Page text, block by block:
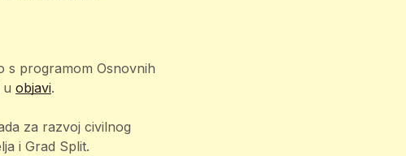
s programom Osnovnih
u objavi.
za razvoj civilnog
i Grad Split.